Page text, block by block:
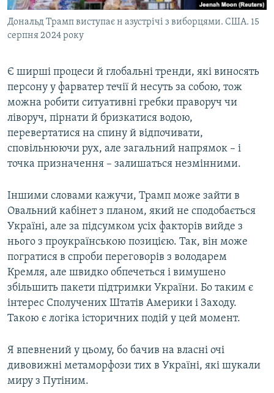
Дональд Трамп виступає н азустрічі з виборцями. США. 15
серпня 2024 року
Є ширші процеси й глобальні тренди, які виносять
персону у фарватер течії й несуть за собою, тож
можна робити ситуативні гребки праворуч чи
ліворуч, пірнати й бризкатися водою,
перевертатися на спину й відпочивати,
сповільнюючи рух, але загальний напрямок – і
точка призначення – залишаться незмінними.
Іншими словами кажучи, Трамп може зайти в
Овальний кабінет з планом, який не сподобається
Україні, але за підсумком усіх факторів вийде з
нього з проукраїнською позицією. Так, він може
погратися в спроби переговорів з володарем
Кремля, але швидко обпечеться і вимушено
збільшить пакети підтримки України. Бо таким є
інтерес Сполучених Штатів Америки і Заходу.
Такою є логіка історичних подій у цей момент.
Я впевнений у цьому, бо бачив на власні очі
дивовижні метаморфози тих в Україні, які шукали
миру з Путіним.